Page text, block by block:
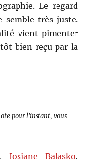
Le regard
semble très juste.
vient pimenter
bien reçu par la
pour l'instant, vous
, Josiane Balasko,